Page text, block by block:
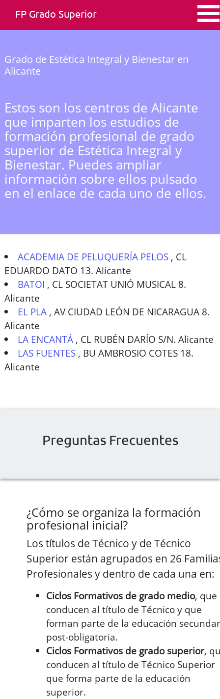
FP Grado Superior
Grado de Estética Integral y Bienestar en
Alicante
Estos son los centros de Alicante
que imparten los estudios de
formación profesional de grado
superior de Estética Integral y
Bienestar. Puedes ampliar
información sobre ellos pulsado
en el enlace de cada uno de ellos.
ACADEMIA DE PELUQUERÍA PELOS , CL
EDUARDO DATO 13. Alicante
BATOI , CL SOCIETAT UNIÓ MUSICAL 8.
Alicante
EL PLA ,AV CIUDAD LEÓN DE NICARAGUA 8.
Alicante
LA ENCANTÁ , CL RUBÉN DARÍO S/N. Alicante
LAS FUENTES , BU AMBROSIO COTES 18.
Alicante
Preguntas Frecuentes
¿Cómo se organiza la formación
profesional inicial?
Los títulos de Técnico y de Técnico
Superior están agrupados en 26
Profesionales y dentro de cada una en:
Ciclos Formativos de grado medio, que
conducen al título de Técnico y que
forman parte de la educación
post-obligatoria.
Ciclos Formativos de grado superior,
conducen al título de Técnico Superior
que forma parte de la educación
superior.